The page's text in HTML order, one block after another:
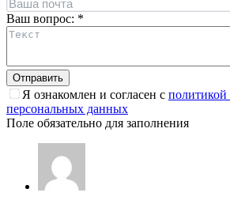
Ваш вопрос: *
Я ознакомлен и согласен с политикой
персональных данных
Поле обязательно для заполнения